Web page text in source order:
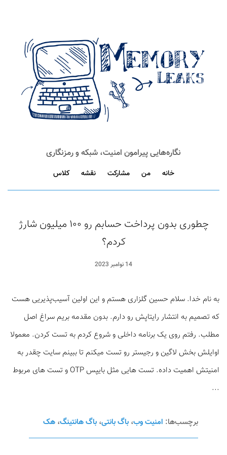
نگاره‌هایی پیرامون امنیت، شبکه و رمزنگاری
خانه من مشارکت نقشه کلاس
چطوری بدون پرداخت حسابم رو ۱۰۰ میلیون شارژ
کردم؟
14 نوامبر 2023
به‌ نام خدا. سلام حسین گلزاری هستم و این اولین آسیب‌پذیریی هست
که تصمیم به انتشار رایتاپش رو دارم. بدون مقدمه بریم سراغ اصل
مطلب. رفتم روی یک برنامه داخلی و شروع کردم به تست کردن. معمولا
اوایلش بخش لاگین و رجیستر رو تست میکنم تا ببینم سایت چقدر به
امنیتش اهمیت داده. تست هایی مثل بایپس OTP و تست های مربوط
...
برچسب‌ها: امنیت وب، باگ بانتی، باگ هانتینگ، هک